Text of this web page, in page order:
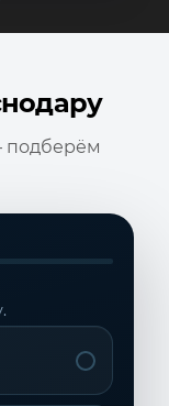
подберём